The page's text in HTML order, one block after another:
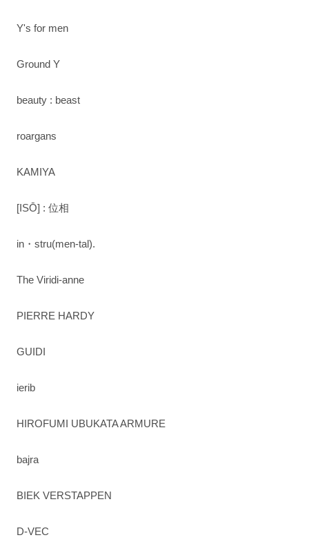
Y's for men
Ground Y
beauty : beast
roargans
KAMIYA
[ISŌ] : 位相
in・stru(men-tal).
The Viridi-anne
PIERRE HARDY
GUIDI
ierib
HIROFUMI UBUKATA ARMURE
bajra
BIEK VERSTAPPEN
D-VEC